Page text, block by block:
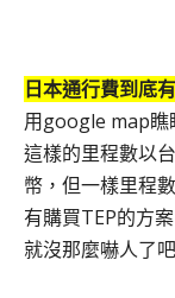
日本通行費到底
用google map瞧
這樣的里程數以
幣，但一樣里程
有購買TEP的方
就沒那麼嚇人了